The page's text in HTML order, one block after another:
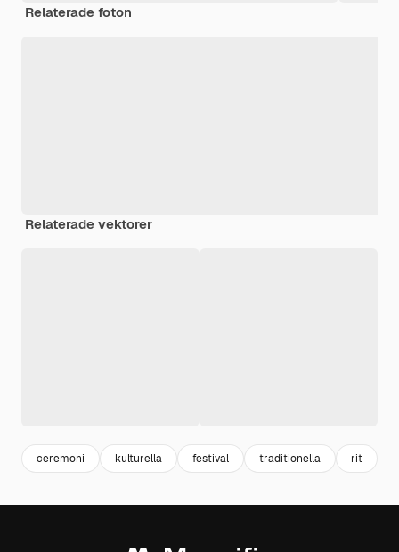
Relaterade foton
Relaterade vektorer
ceremoni kulturella festival traditionella rit